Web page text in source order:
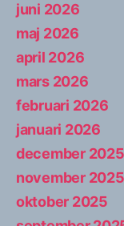
juni 2026
maj 2026
april 2026
mars 2026
februari 2026
januari 2026
december 2025
november 2025
oktober 2025